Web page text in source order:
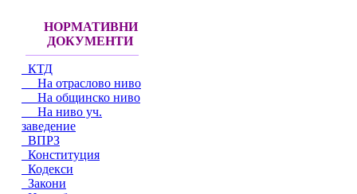
НОРМАТИВНИ
ДОКУМЕНТИ
КТД
На отраслово ниво
На общинско ниво
На ниво уч.
заведение
ВПРЗ
Конституция
Кодекси
Закони